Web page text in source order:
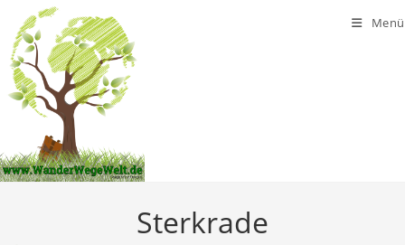
Inhalt
springen
Menü
Sterkrade